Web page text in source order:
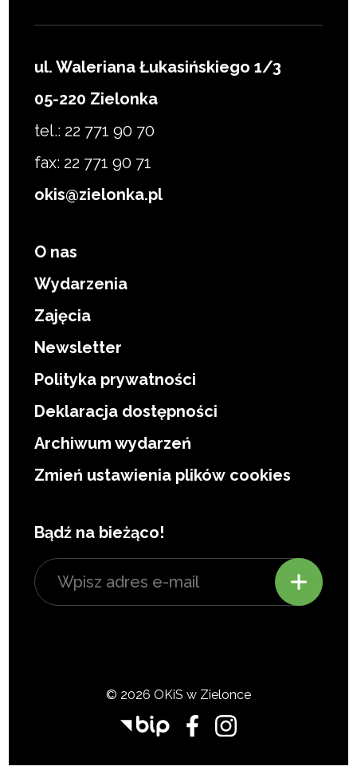
ul. Waleriana Łukasińskiego 1/3
05-220 Zielonka
tel.: 22 771 90 70
fax: 22 771 90 71
okis@zielonka.pl
O nas
Wydarzenia
Zajęcia
Newsletter
Polityka prywatności
Deklaracja dostępności
Archiwum wydarzeń
Zmień ustawienia plików cookies
Bądź na bieżąco!
© 2026 OKiS w Zielonce